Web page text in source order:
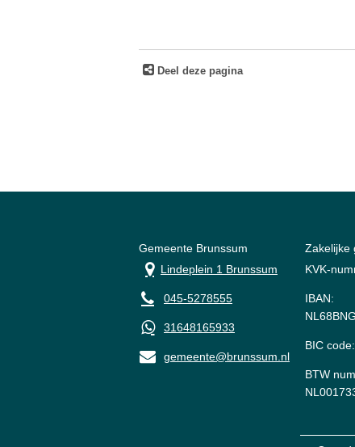
Deel deze pagina
Gemeente Brunssum
Lindeplein 1 Brunssum
045-5278555
31648165933
gemeente@brunssum.nl
Zakelijke
KVK-
IBAN:
BIC
BTW